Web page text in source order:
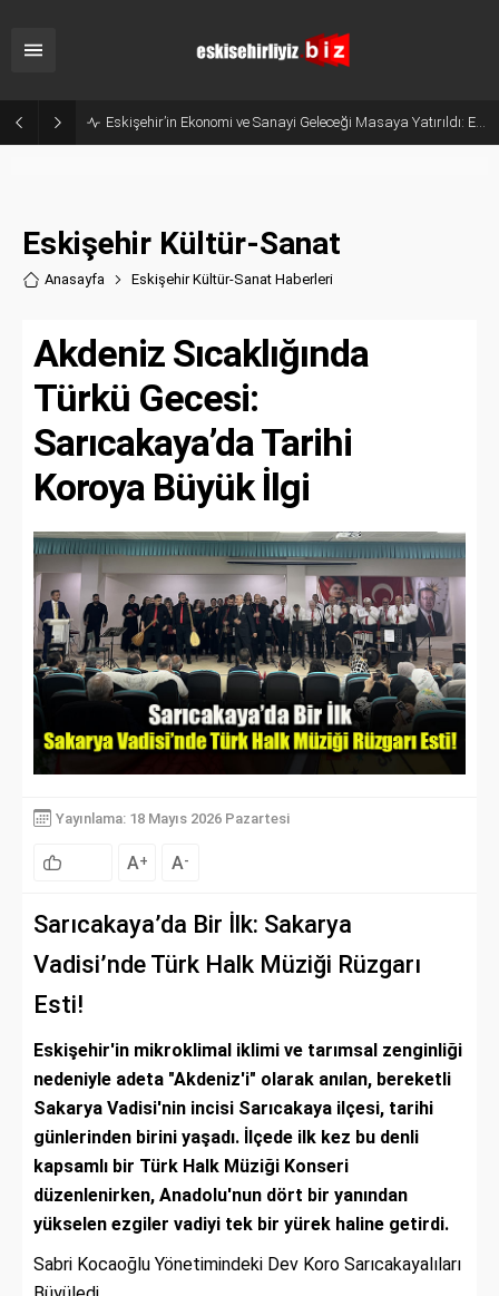
Eskişehir’in Ekonomi ve Sanayi Geleceği Masaya Yatırıldı: ESMİAD ile MHP Buluştu
Eskişehir Kültür-Sanat
Anasayfa Eskişehir Kültür-Sanat Haberleri
Akdeniz Sıcaklığında
Türkü Gecesi:
Sarıcakaya’da Tarihi
Koroya Büyük İlgi
Yayınlama: 18 Mayıs 2026 Pazartesi
A+ A-
Sarıcakaya’da Bir İlk: Sakarya
Vadisi’nde Türk Halk Müziği Rüzgarı
Esti!
Eskişehir'in mikroklimal iklimi ve tarımsal zenginliği
nedeniyle adeta "Akdeniz'i" olarak anılan, bereketli
Sakarya Vadisi'nin incisi Sarıcakaya ilçesi, tarihi
günlerinden birini yaşadı. İlçede ilk kez bu denli
kapsamlı bir Türk Halk Müziği Konseri
düzenlenirken, Anadolu'nun dört bir yanından
yükselen ezgiler vadiyi tek bir yürek haline getirdi.
Sabri Kocaoğlu Yönetimindeki Dev Koro Sarıcakayalıları